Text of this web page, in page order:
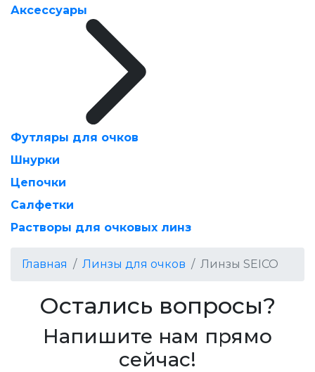
Аксессуары
Футляры для очков
Шнурки
Цепочки
Салфетки
Растворы для очковых линз
Главная Линзы для очков Линзы SEICO
Остались вопросы?
Напишите нам прямо
сейчас!